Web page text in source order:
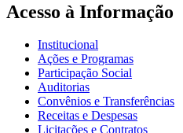
Acesso à Informação
Institucional
Ações e Programas
Participação Social
Auditorias
Convênios e Transferências
Receitas e Despesas
Licitações e Contratos